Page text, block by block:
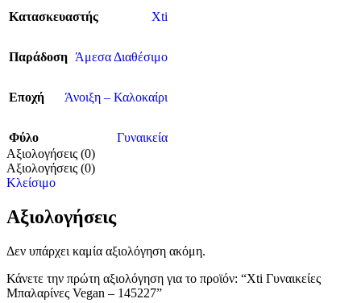
Κατασκευαστής Xti
Παράδοση Άμεσα Διαθέσιμο
Εποχή Άνοιξη – Καλοκαίρι
Φύλο
Γυναικεία
Αξιολογήσεις (0)
Αξιολογήσεις (0)
Κλείσιμο
Αξιολογήσεις
Δεν υπάρχει καμία αξιολόγηση ακόμη.
Κάνετε την πρώτη αξιολόγηση για το προϊόν: “Xti Γυναικείες
Μπαλαρίνες Vegan – 145227”